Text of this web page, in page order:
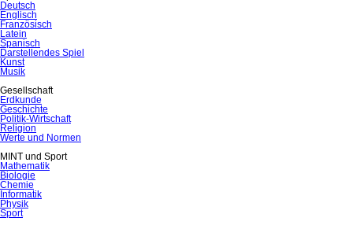
Deutsch
Englisch
Französisch
Latein
Spanisch
Darstellendes Spiel
Kunst
Musik
Gesellschaft
Erdkunde
Geschichte
Politik-Wirtschaft
Religion
Werte und Normen
MINT und Sport
Mathematik
Biologie
Chemie
Informatik
Physik
Sport